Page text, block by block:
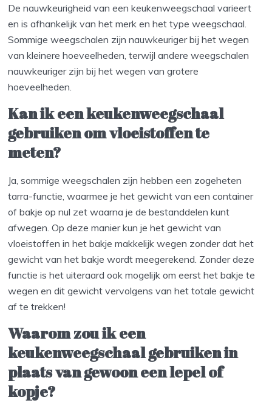
De nauwkeurigheid van een keukenweegschaal varieert
en is afhankelijk van het merk en het type weegschaal.
Sommige weegschalen zijn nauwkeuriger bij het wegen
van kleinere hoeveelheden, terwijl andere weegschalen
nauwkeuriger zijn bij het wegen van grotere
hoeveelheden.
Kan ik een keukenweegschaal
gebruiken om vloeistoffen te
meten?
Ja, sommige weegschalen zijn hebben een zogeheten
tarra-functie, waarmee je het gewicht van een container
of bakje op nul zet waarna je de bestanddelen kunt
afwegen. Op deze manier kun je het gewicht van
vloeistoffen in het bakje makkelijk wegen zonder dat het
gewicht van het bakje wordt meegerekend. Zonder deze
functie is het uiteraard ook mogelijk om eerst het bakje te
wegen en dit gewicht vervolgens van het totale gewicht
af te trekken!
Waarom zou ik een
keukenweegschaal gebruiken in
plaats van gewoon een lepel of
kopje?